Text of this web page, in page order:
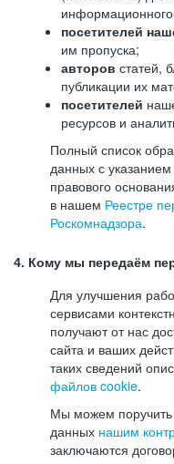
посетителей
им пропуска;
авторов статей,
публикации их
посетителей
ресурсов и
Полный список
данных с указанием
правового
в нашем Реестре
Роскомнадзора.
4. Кому мы передаём
Для улучшения
сервисами
получают от нас
сайта и ваших
таких сведений
файлов cookie.
Мы можем поручить
данных нашим
заключаются